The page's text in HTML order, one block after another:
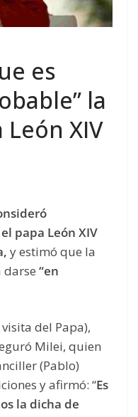
es
la
XIV
papa León XIV
y estimó que la
darse “en
del Papa),
Milei, quien
(Pablo)
y afirmó: “Es
la dicha de